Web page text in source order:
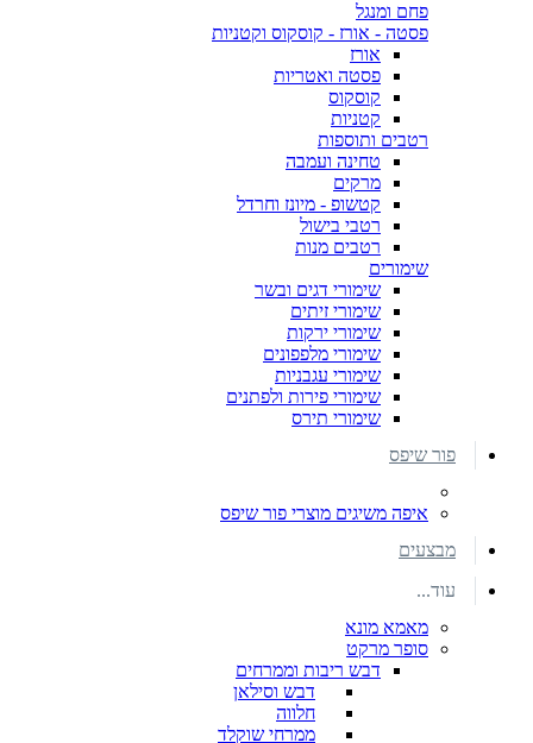
פחם ומנגל
פסטה - אורז - קוסקוס וקטניות
אורז
פסטה ואטריות
קוסקוס
קטניות
רטבים ותוספות
טחינה ועמבה
מרקים
קטשופ - מיונז וחרדל
רטבי בישול
רטבים מנות
שימורים
שימורי דגים ובשר
שימורי זיתים
שימורי ירקות
שימורי מלפפונים
שימורי עגבניות
שימורי פירות ולפתנים
שימורי תירס
פור שיפס
איפה משיגים מוצרי פור שיפס
מבצעים
עוד...
מאמא מונא
סופר מרקט
דבש ריבות וממרחים
דבש וסילאן
חלווה
ממרחי שוקלד